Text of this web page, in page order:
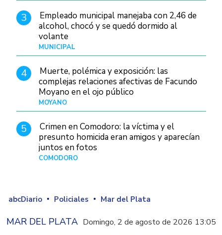
3
Empleado municipal manejaba con 2,46 de
alcohol, chocó y se quedó dormido al
volante
MUNICIPAL
4
Muerte, polémica y exposición: las
complejas relaciones afectivas de Facundo
Moyano en el ojo público
MOYANO
5
Crimen en Comodoro: la víctima y el
presunto homicida eran amigos y aparecían
juntos en fotos
COMODORO
abcDiario Policiales Mar del Plata
MAR DEL PLATA Domingo, 2 de agosto de 2026 13:05